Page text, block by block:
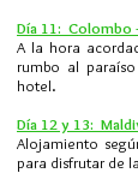
Día 11: Colombo
A la hora
rumbo al
hotel.
Día 12 y 13:
Alojamiento
para disfrutar de